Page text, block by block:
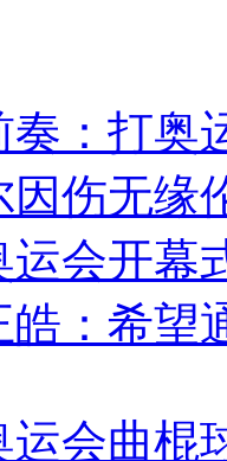
：打奥
伤无缘
会开幕
：希望
会曲棍